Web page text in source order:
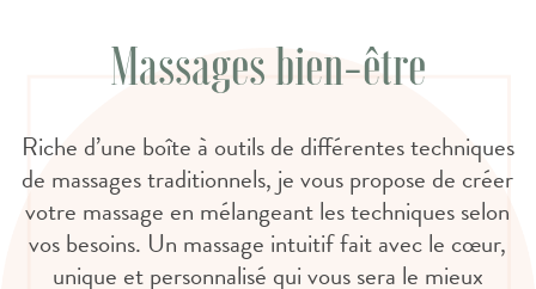
Massages bien-être
Riche d’une boîte à outils de différentes techniques
de massages traditionnels, je vous propose de créer
votre massage en mélangeant les techniques selon
vos besoins. Un massage intuitif fait avec le cœur,
unique et personnalisé qui vous sera le mieux